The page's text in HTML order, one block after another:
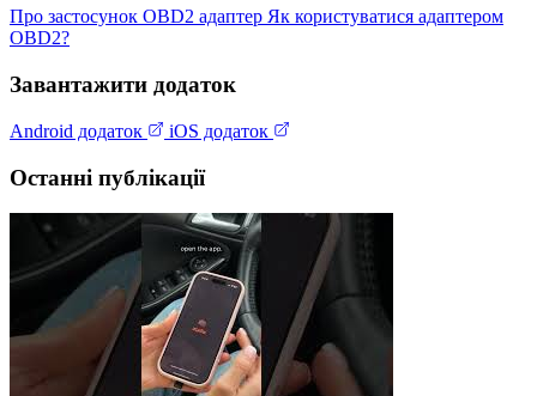
Про застосунок OBD2 адаптер Як користуватися адаптером
OBD2?
Завантажити додаток
Android додаток iOS додаток
Останні публікації